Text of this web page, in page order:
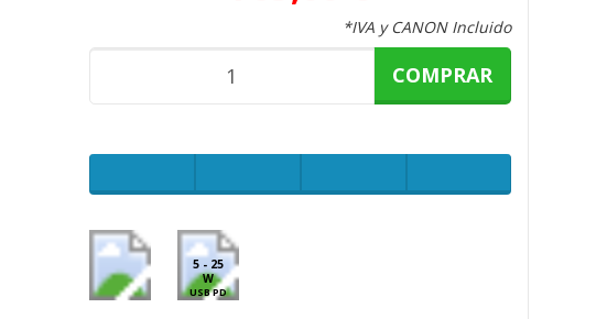
*IVA y CANON Incluido
COMPRAR
5 - 25
W
USB PD